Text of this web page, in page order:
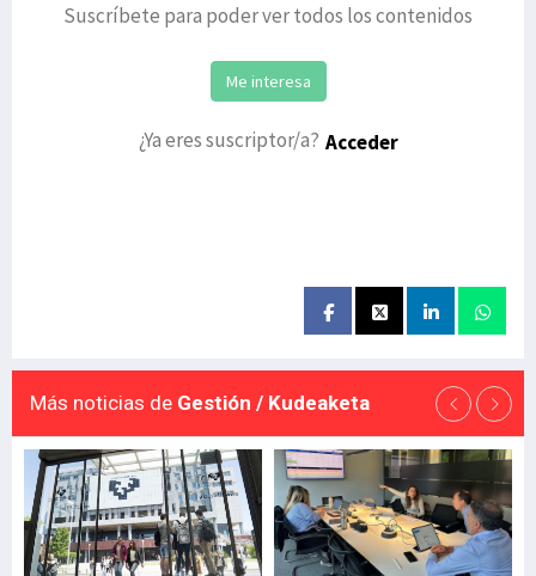
Suscríbete para poder ver todos los contenidos
Me interesa
¿Ya eres suscriptor/a? Acceder
Más noticias de Gestión / Kudeaketa